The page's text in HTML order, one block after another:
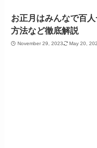
お正月はみんなで百
方法など徹底解説
November 29, 2023 May 20,